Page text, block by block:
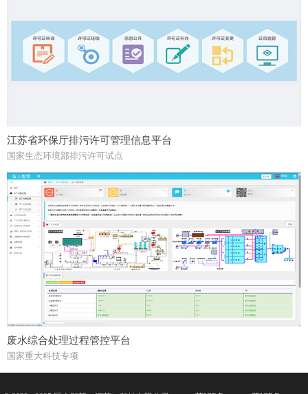
江苏省环保厅排污许可管理信息平台
国家生态环境部排污许可试点
废水综合处理过程管控平台
国家重大科技专项